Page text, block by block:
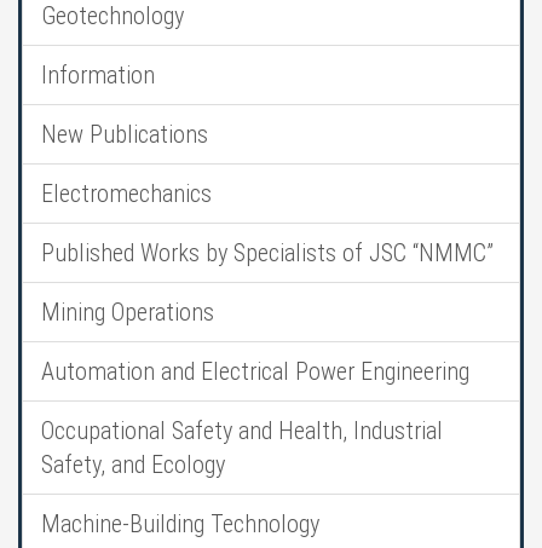
Geotechnology
Information
New Publications
Electromechanics
Published Works by Specialists of JSC “NMMC”
Mining Operations
Automation and Electrical Power Engineering
Occupational Safety and Health, Industrial
Safety, and Ecology
Machine-Building Technology